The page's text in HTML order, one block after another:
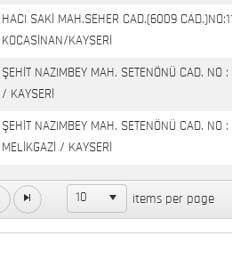
HACI SAKİ MAH.SEHER CAD.(6009
KOCASİNAN/KAYSERİ
ŞEHİT NAZIMBEY MAH. SETENÖNÜ CAD. NO :
/ KAYSERİ
ŞEHİT NAZIMBEY MAH. SETENÖNÜ CAD. NO
MELİKGAZİ / KAYSERİ
Köşk Mahallesi, Orgeneral Eşref Bitlis
10 items per page